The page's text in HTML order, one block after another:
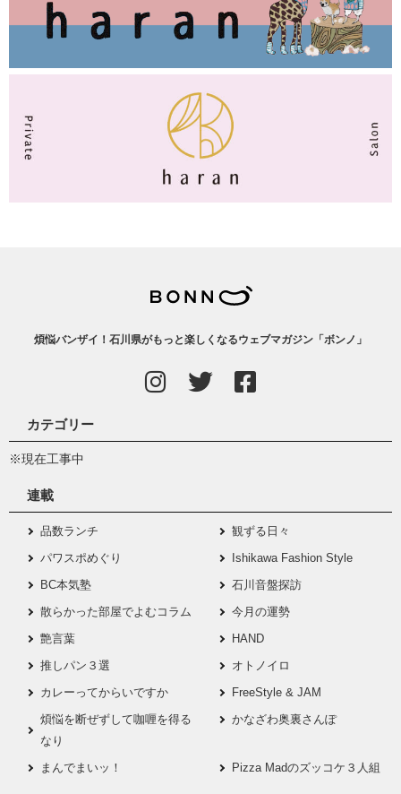
煩悩バンザイ！石川県がもっと楽しくなるウェブマガジン「ボンノ」
カテゴリー
※現在工事中
連載
品数ランチ
観ずる日々
パワスポめぐり
Ishikawa Fashion Style
BC本気塾
石川音盤探訪
散らかった部屋でよむコラム
今月の運勢
艶言葉
HAND
推しパン３選
オトノイロ
カレーってからいですか
FreeStyle & JAM
煩悩を断ぜずして咖喱を得る
なり
かなざわ奥裏さんぽ
まんでまいッ！ Pizza Madのズッコケ３人組